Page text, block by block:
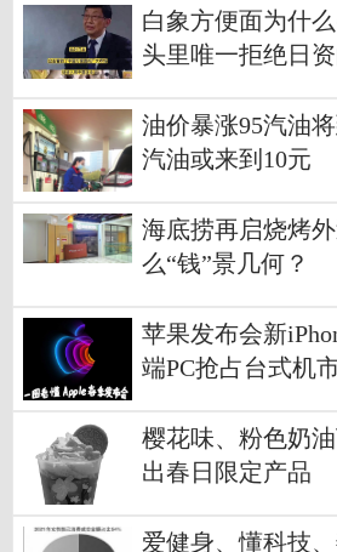
白象方便面为什
头里唯一拒绝日
油价暴涨95汽油
汽油或来到10元
海底捞再启烧烤
么“钱”景几何？
苹果发布会新
端PC抢占台式机
樱花味、粉色奶
出春日限定产品
爱健身、懂科技